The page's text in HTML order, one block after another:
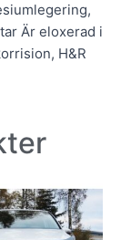
Är eloxerad i
H&R